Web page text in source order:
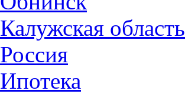
Калужская область
Россия
Ипотека